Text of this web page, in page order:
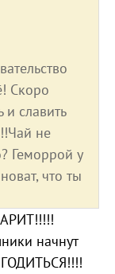
Скоро
и славить
не
Геморрой у
что ты
начнут